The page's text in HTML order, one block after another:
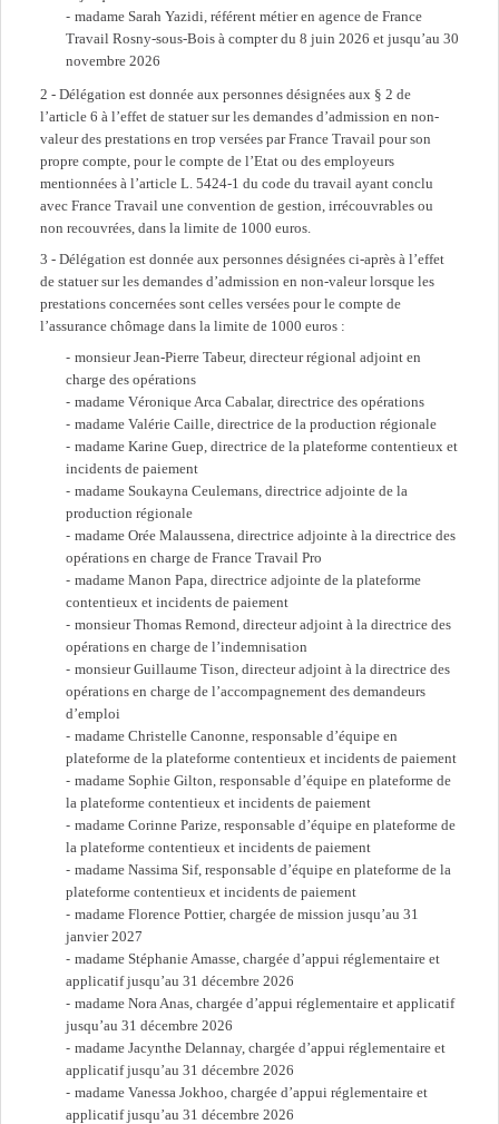
madame Sarah Yazidi, référent métier en agence de France
Travail Rosny-sous-Bois à compter du 8 juin 2026 et jusqu’au 30
novembre 2026
2 - Délégation est donnée aux personnes désignées aux § 2 de
l’article 6 à l’effet de statuer sur les demandes d’admission en non-
valeur des prestations en trop versées par France Travail pour son
propre compte, pour le compte de l’Etat ou des employeurs
mentionnées à l’article L. 5424-1 du code du travail ayant conclu
avec France Travail une convention de gestion, irrécouvrables ou
non recouvrées, dans la limite de 1000 euros.
3 - Délégation est donnée aux personnes désignées ci-après à l’effet
de statuer sur les demandes d’admission en non-valeur lorsque les
prestations concernées sont celles versées pour le compte de
l’assurance chômage dans la limite de 1000 euros :
monsieur Jean-Pierre Tabeur, directeur régional adjoint en
charge des opérations
madame Véronique Arca Cabalar, directrice des opérations
madame Valérie Caille, directrice de la production régionale
madame Karine Guep, directrice de la plateforme contentieux et
incidents de paiement
madame Soukayna Ceulemans, directrice adjointe de la
production régionale
madame Orée Malaussena, directrice adjointe à la directrice des
opérations en charge de France Travail Pro
madame Manon Papa, directrice adjointe de la plateforme
contentieux et incidents de paiement
monsieur Thomas Remond, directeur adjoint à la directrice des
opérations en charge de l’indemnisation
monsieur Guillaume Tison, directeur adjoint à la directrice des
opérations en charge de l’accompagnement des demandeurs
d’emploi
madame Christelle Canonne, responsable d’équipe en
plateforme de la plateforme contentieux et incidents de paiement
madame Sophie Gilton, responsable d’équipe en plateforme de
la plateforme contentieux et incidents de paiement
madame Corinne Parize, responsable d’équipe en plateforme de
la plateforme contentieux et incidents de paiement
madame Nassima Sif, responsable d’équipe en plateforme de la
plateforme contentieux et incidents de paiement
madame Florence Pottier, chargée de mission jusqu’au 31
janvier 2027
madame Stéphanie Amasse, chargée d’appui réglementaire et
applicatif jusqu’au 31 décembre 2026
madame Nora Anas, chargée d’appui réglementaire et applicatif
jusqu’au 31 décembre 2026
madame Jacynthe Delannay, chargée d’appui réglementaire et
applicatif jusqu’au 31 décembre 2026
madame Vanessa Jokhoo, chargée d’appui réglementaire et
applicatif jusqu’au 31 décembre 2026